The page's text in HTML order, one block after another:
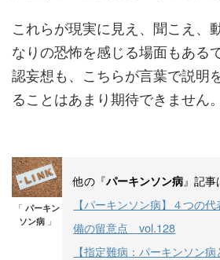
これらが現実に見え、聞こえ、
なりの恐怖を感じる場面もある
認妄想も、こちらが言葉で説明
ることはあまり期待できません。
「 パーキン
ソン病」
他の『パーキンソン病』記
【パーキンソン病】４つの
備の留意点 vol.128
【指定難病：パーキンソン